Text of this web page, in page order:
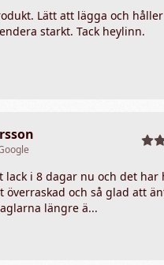
Lätt att lägga och
starkt. Tack heylinn.
lack i 8 dagar nu och det har
överraskad och så glad att
längre ä...